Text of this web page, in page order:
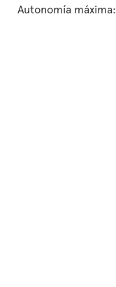
Autonomía máxima: